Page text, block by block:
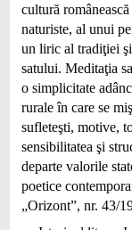
cultură
naturiste, al unui
un liric al tradiţiei
satului. Meditaţia
o simplicitate
rurale în care se
sufleteşti, motive,
sensibilitatea şi
departe valorile
poetice
„Orizont”, nr. 43/